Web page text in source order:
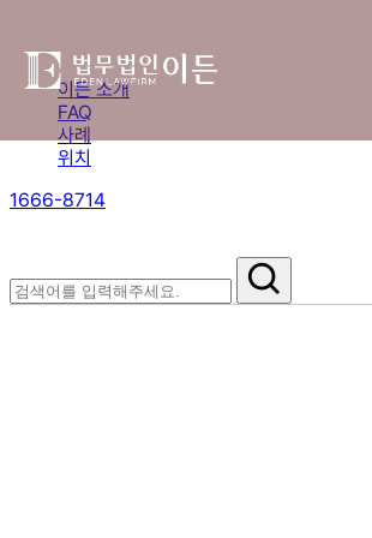
이든 소개
FAQ
사례
위치
1666-8714